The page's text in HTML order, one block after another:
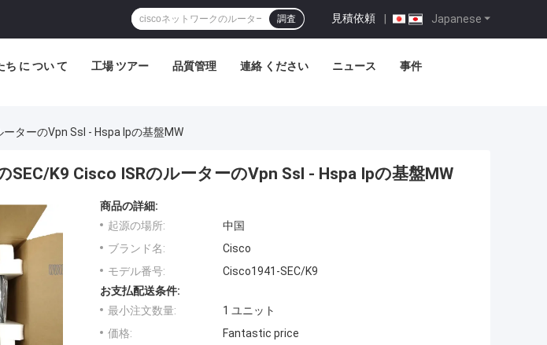
Japanese
見積依頼 |
調査
ち に つい て 工場 ツアー 品質管理 連絡 ください ニュース 事件
ターのVpn Ssl - Hspa Ipの基盤MW
SEC/K9 Cisco ISRのルーターのVpn Ssl - Hspa Ipの基盤MW
商品の詳細:
起源の場所:
中国
ブランド名:
Cisco
モデル番号:
Cisco1941-SEC/K9
お支払配送条件:
最小注文数量:
1 ユニット
価格:
Fantastic price